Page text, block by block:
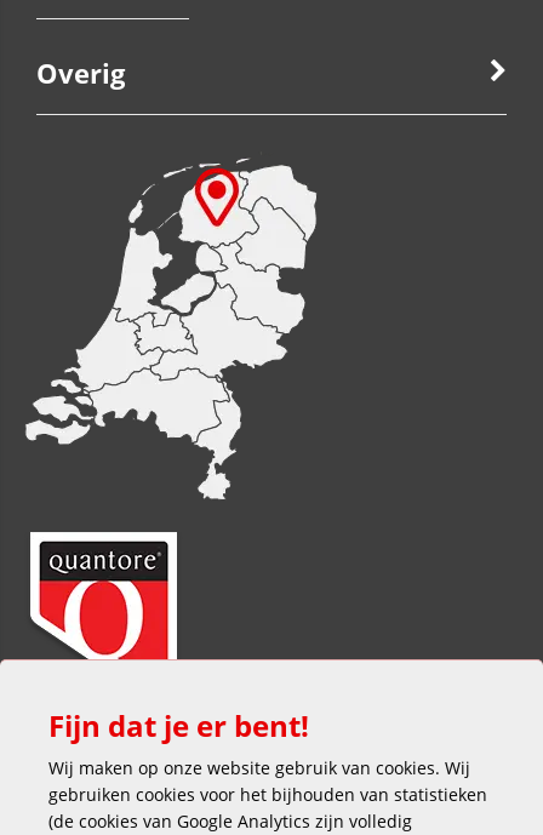
Overig
Fijn dat je er bent!
Wij maken op onze website gebruik van cookies. Wij
gebruiken cookies voor het bijhouden van statistieken
(de cookies van Google Analytics zijn volledig